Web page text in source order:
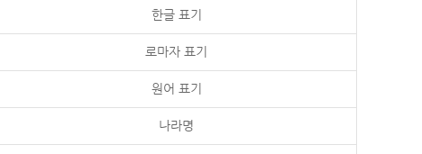
한글 표기
로마자 표기
원어 표기
나라명